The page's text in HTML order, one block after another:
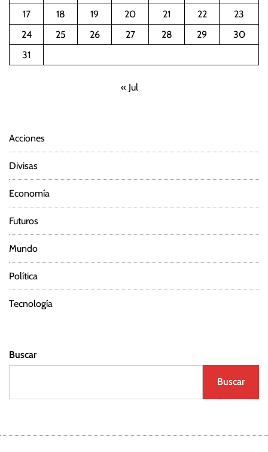
17
18 19 20 21 22
23
24
25 26 27 28 29
30
31
« Jul
Acciones
Divisas
Economía
Futuros
Mundo
Política
Tecnología
Buscar
Buscar